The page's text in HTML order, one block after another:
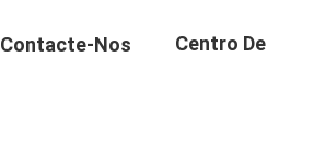
Contacte-Nos Centro De